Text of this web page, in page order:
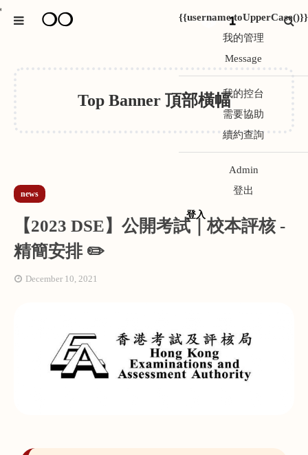
❍❍
{{username.toUpperCase()}}
我的管理
Message
我的控台
需要協助
續約查詢
Admin
登出
登入
1
Top Banner 頂部橫幅
news
【2023 DSE】公開考試｜校本評核 -
精簡安排 ✏️
December 10, 2021